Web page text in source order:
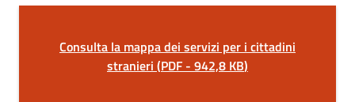
Consulta la mappa dei servizi per i cittadini
stranieri (PDF - 942,8 KB)